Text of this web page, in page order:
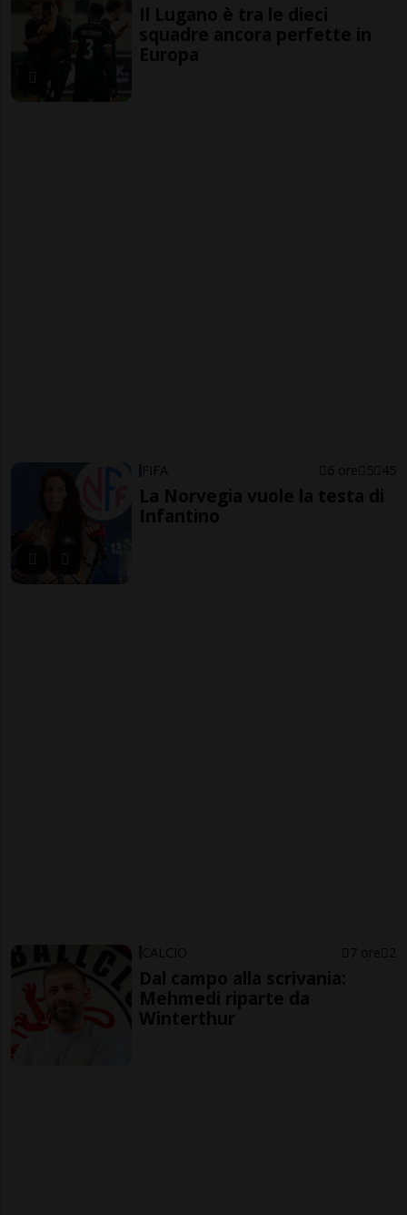
Il Lugano è tra le dieci
squadre ancora perfette in
Europa
FIFA 6 ore 5 45
La Norvegia vuole la testa di
Infantino
CALCIO 7 ore 2
Dal campo alla scrivania:
Mehmedi riparte da
Winterthur